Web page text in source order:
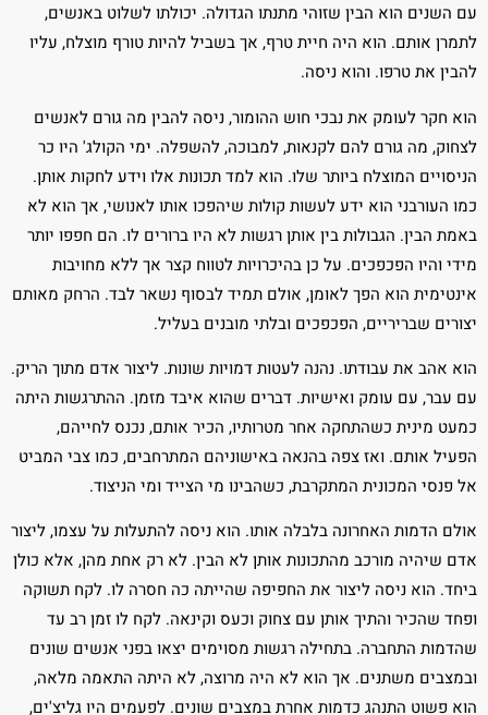
עם השנים הוא הבין שזוהי מתנתו הגדולה. יכולתו לשלוט באנשים,
לתמרן אותם. הוא היה חיית טרף, אך בשביל להיות טורף מוצלח, עליו
להבין את טרפו. והוא ניסה.
הוא חקר לעומק את נבכי חוש ההומור, ניסה להבין מה גורם לאנשים
לצחוק, מה גורם להם לקנאות, למבוכה, להשפלה. ימי הקולג' היו כר
הניסויים המוצלח ביותר שלו. הוא למד תכונות אלו וידע לחקות אותן.
כמו העורבני הוא ידע לעשות קולות שיהפכו אותו לאנושי, אך הוא לא
באמת הבין. הגבולות בין אותן רגשות לא היו ברורים לו. הם חפפו יותר
מידי והיו הפכפכים. על כן בהיכרויות לטווח קצר אך ללא מחויבות
אינטימית הוא הפך לאומן, אולם תמיד לבסוף נשאר לבד. הרחק מאותם
יצורים שבריריים, הפכפכים ובלתי מובנים בעליל.
הוא אהב את עבודתו. נהנה לעטות דמויות שונות. ליצור אדם מתוך הריק.
עם עבר, עם עומק ואישיות. דברים שהוא איבד מזמן. ההתרגשות היתה
כמעט מינית כשהתחקה אחר מטרותיו, הכיר אותם, נכנס לחייהם,
הפעיל אותם. ואז צפה בהנאה באישוניהם המתרחבים, כמו צבי המביט
אל פנסי המכונית המתקרבת, כשהבינו מי הצייד ומי הניצוד.
אולם הדמות האחרונה בלבלה אותו. הוא ניסה להתעלות על עצמו, ליצור
אדם שיהיה מורכב מהתכונות אותן לא הבין. לא רק אחת מהן, אלא כולן
ביחד. הוא ניסה ליצור את החפיפה שהייתה כה חסרה לו. לקח תשוקה
ופחד שהכיר והתיך אותן עם צחוק וכעס וקינאה. לקח לו זמן רב עד
שהדמות התחברה. בתחילה רגשות מסוימים יצאו בפני אנשים שונים
ובמצבים משתנים. אך הוא לא היה מרוצה, לא היתה התאמה מלאה,
הוא פשוט התנהג כדמות אחרת במצבים שונים. לפעמים היו גליצ'ים,